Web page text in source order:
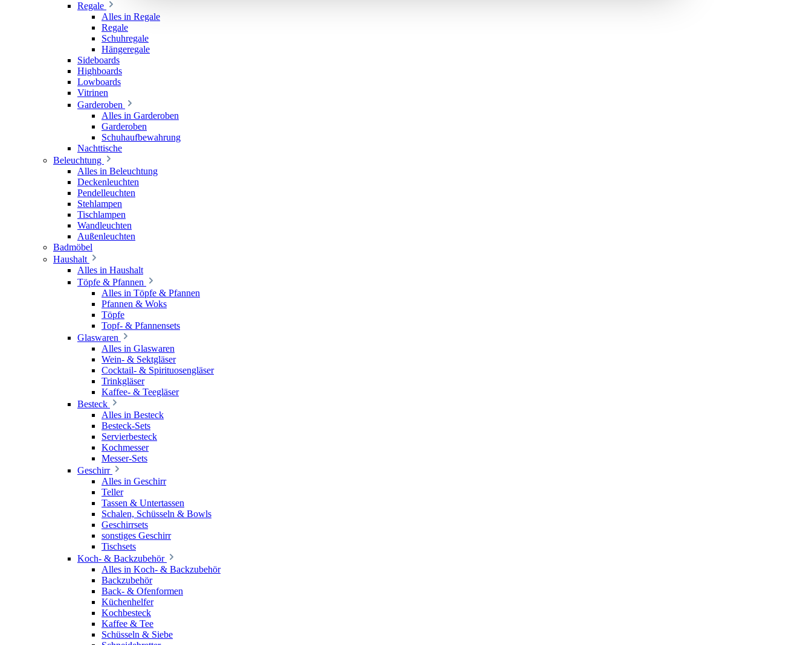
Regale
Alles in Regale
Regale
Schuhregale
Hängeregale
Sideboards
Highboards
Lowboards
Vitrinen
Garderoben
Alles in Garderoben
Garderoben
Schuhaufbewahrung
Nachttische
Beleuchtung
Alles in Beleuchtung
Deckenleuchten
Pendelleuchten
Stehlampen
Tischlampen
Wandleuchten
Außenleuchten
Badmöbel
Haushalt
Alles in Haushalt
Töpfe & Pfannen
Alles in Töpfe & Pfannen
Pfannen & Woks
Töpfe
Topf- & Pfannensets
Glaswaren
Alles in Glaswaren
Wein- & Sektgläser
Cocktail- & Spirituosengläser
Trinkgläser
Kaffee- & Teegläser
Besteck
Alles in Besteck
Besteck-Sets
Servierbesteck
Kochmesser
Messer-Sets
Geschirr
Alles in Geschirr
Teller
Tassen & Untertassen
Schalen, Schüsseln & Bowls
Geschirrsets
sonstiges Geschirr
Tischsets
Koch- & Backzubehör
Alles in Koch- & Backzubehör
Backzubehör
Back- & Ofenformen
Küchenhelfer
Kochbesteck
Kaffee & Tee
Schüsseln & Siebe